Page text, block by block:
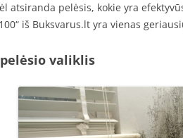
atsiranda pelėsis, kokie yra
iš Buksvarus.lt yra vienas
valiklis